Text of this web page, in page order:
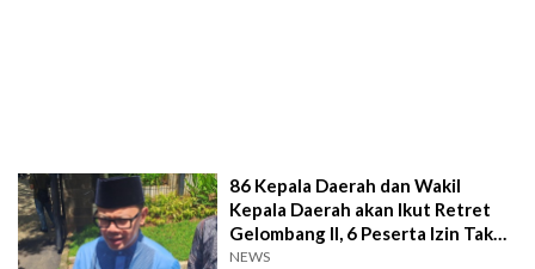
86 Kepala Daerah dan Wakil
Kepala Daerah akan Ikut Retret
Gelombang II, 6 Peserta Izin Tak
Ikut
NEWS